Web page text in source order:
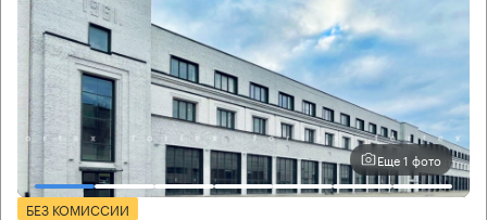
Еще 1 фото
БЕЗ КОМИССИИ